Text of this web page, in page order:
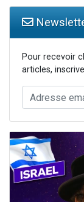
Pour recevoir
articles,